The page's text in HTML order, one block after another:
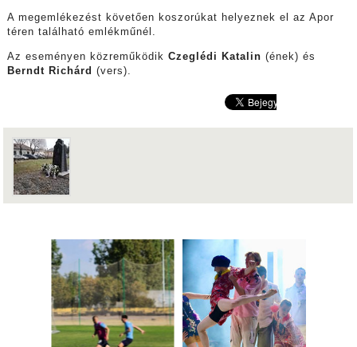
A megemlékezést követően koszorúkat helyeznek el az Apor
téren található emlékműnél.
Az eseményen közreműködik Czeglédi Katalin (ének) és
Berndt Richárd (vers).